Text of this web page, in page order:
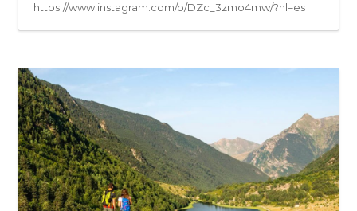
https://www.instagram.com/p/DZc_3zmo4mw/?hl=es